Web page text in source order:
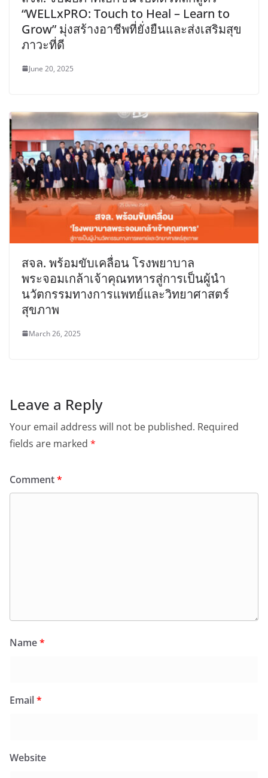
“WELLxPRO: Touch to Heal – Learn to
Grow” มุ่งสร้างอาชีพที่ยั่งยืนและส่งเสริมสุข
ภาวะที่ดี
June 20, 2025
สจล. พร้อมขับเคลื่อน โรงพยาบาล
พระจอมเกล้าเจ้าคุณทหารสู่การเป็นผู้นำ
นวัตกรรมทางการแพทย์และวิทยาศาสตร์
สุขภาพ
March 26, 2025
Leave a Reply
Your email address will not be published. Required
fields are marked *
Comment*
Name*
Email*
Website